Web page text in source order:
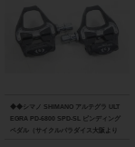
◆◆シマノ SHIMANO アルテグラ ULT
EGRA PD-6800 SPD-SL ビンディング
ペダル（サイクルパラダイス大阪より